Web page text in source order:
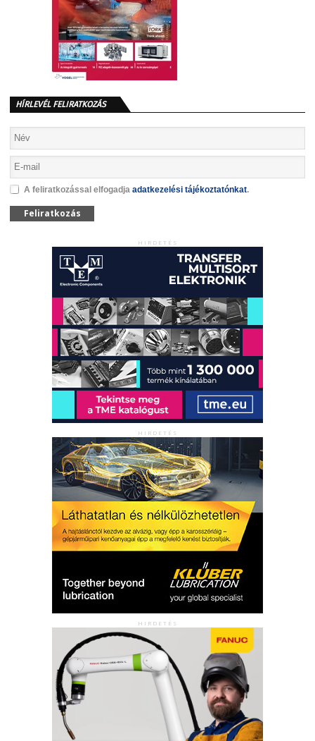
HÍRLEVÉL FELIRATKOZÁS
A feliratkozással elfogadja adatkezelési tájékoztatónkat.
Feliratkozás
HIRDETÉS
HIRDETÉS
HIRDETÉS